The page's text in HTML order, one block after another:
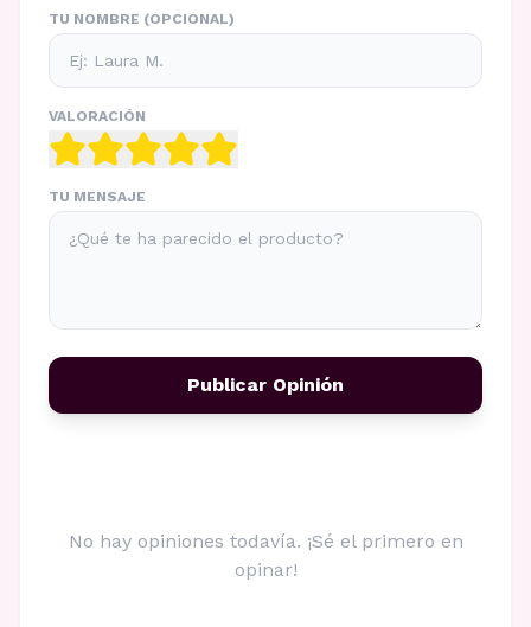
TU NOMBRE (OPCIONAL)
VALORACIÓN
TU MENSAJE
Publicar Opinión
No hay opiniones todavía. ¡Sé el primero en
opinar!